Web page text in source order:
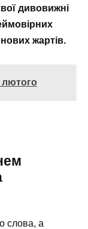
дивовижні
жартів.
лютого
слова, а